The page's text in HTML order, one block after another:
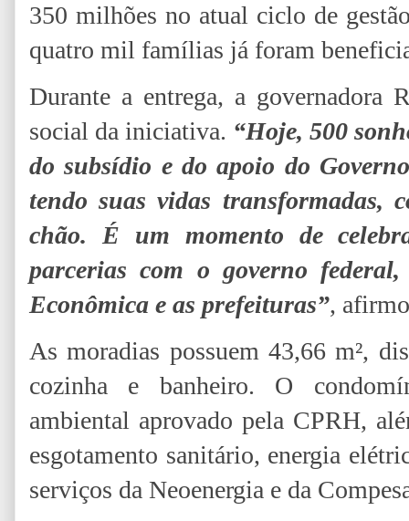
350 milhões no atual ciclo de
quatro mil famílias já foram
Durante a entrega, a governadora
social da iniciativa. “Hoje, 500
do subsídio e do apoio do
tendo suas vidas transformadas,
chão. É um momento de
parcerias com o governo
Econômica e as prefeituras”,
As moradias possuem 43,66 m²,
cozinha e banheiro. O
ambiental aprovado pela CPRH,
esgotamento sanitário, energia
serviços da Neoenergia e da